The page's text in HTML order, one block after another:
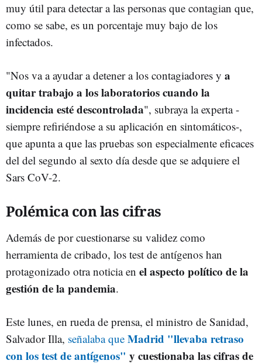
muy útil para detectar a las personas que contagian que,
como se sabe, es un porcentaje muy bajo de los
infectados.
"Nos va a ayudar a detener a los contagiadores y a
quitar trabajo a los laboratorios cuando la
incidencia esté descontrolada", subraya la experta -
siempre refiriéndose a su aplicación en sintomáticos-,
que apunta a que las pruebas son especialmente eficaces
del del segundo al sexto día desde que se adquiere el
Sars CoV-2.
Polémica con las cifras
Además de por cuestionarse su validez como
herramienta de cribado, los test de antígenos han
protagonizado otra noticia en el aspecto político de la
gestión de la pandemia.
Este lunes, en rueda de prensa, el ministro de Sanidad,
Salvador Illa, señalaba que Madrid "llevaba retraso
con los test de antígenos" y cuestionaba las cifras de